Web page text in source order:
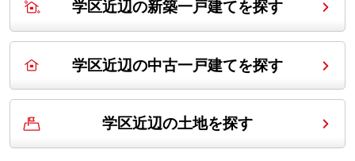
学区近辺の新築一戸建てを探す
学区近辺の中古一戸建てを探す
学区近辺の土地を探す